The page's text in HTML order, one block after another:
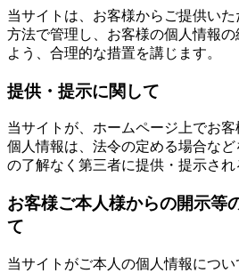
当サイトは、お客様からご提供い
方法で管理し、お客様の個人情報
よう、合理的な措置を講じます。
提供・提示に関して
当サイトが、ホームページ上でお
個人情報は、法令の定める場合な
の了解なく第三者に提供・提示され
お客様ご本人様からの開示等
て
当サイトがご本人の個人情報につ